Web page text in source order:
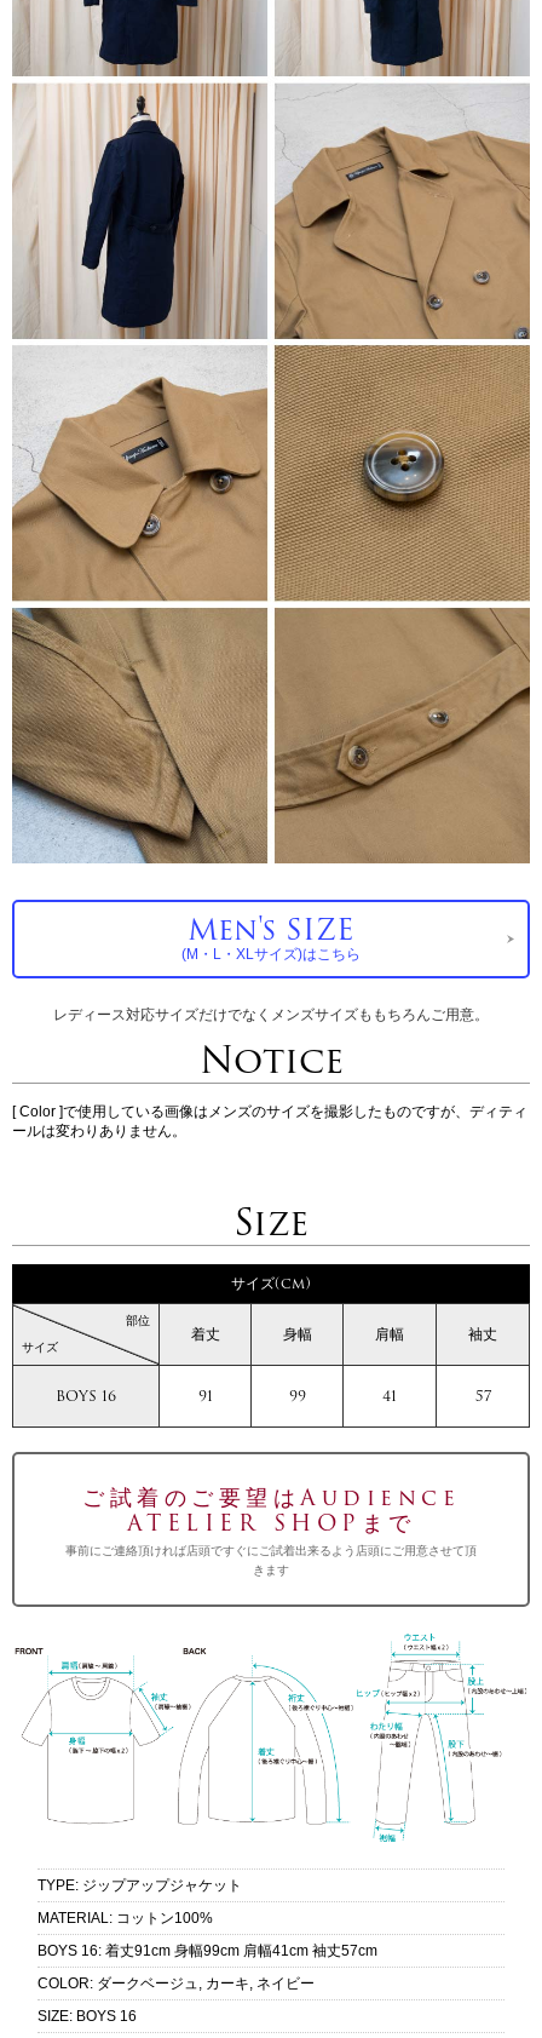
Men's SIZE
(M・L・XLサイズ)はこちら
レディース対応サイズだけでなくメンズサイズももちろんご用意。
Notice
[ Color ]で使用している画像はメンズのサイズを撮影したものですが、ディティ
ールは変わりありません。
Size
サイズ(cm)
サイズ
部位
着丈 身幅 肩幅 袖丈
BOYS 16 91 99 41 57
ご試着のご要望はAudience
ATELIER SHOPまで
事前にご連絡頂ければ店頭ですぐにご試着出来るよう店頭にご用意させて頂
きます
TYPE: ジップアップジャケット
MATERIAL : コットン100%
BOYS 16: 着丈91cm 身幅99cm 肩幅41cm 袖丈57cm
COLOR: ダークベージュ, カーキ, ネイビー
SIZE: BOYS 16